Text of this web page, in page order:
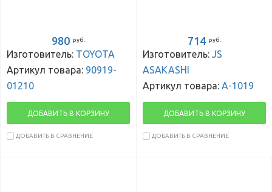
980 руб.
Изготовитель: TOYOTA
Артикул товара: 90919-
01210
ДОБАВИТЬ В КОРЗИНУ
ДОБАВИТЬ В СРАВНЕНИЕ
714 руб.
Изготовитель: JS
ASAKASHI
Артикул товара: A-1019
ДОБАВИТЬ В КОРЗИНУ
ДОБАВИТЬ В СРАВНЕНИЕ